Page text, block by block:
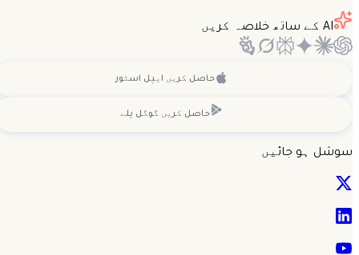
AI کے ساتھ خلاصہ کریں
حاصل کریں ایپل اسٹور
حاصل کریں گوگل پلے
سوشل ہو جائیں